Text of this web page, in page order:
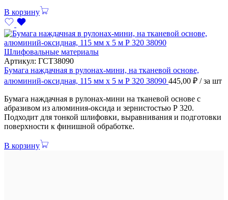
В корзину
Шлифовальные материалы
Артикул: ГСТ38090
Бумага наждачная в рулонах-мини, на тканевой основе,
алюминий-оксидная, 115 мм х 5 м Р 320 38090 445,00 ₽ / за шт
Бумага наждачная в рулонах-мини на тканевой основе с
абразивом из алюминия-оксида и зернистостью Р 320.
Подходит для тонкой шлифовки, выравнивания и подготовки
поверхности к финишной обработке.
В корзину